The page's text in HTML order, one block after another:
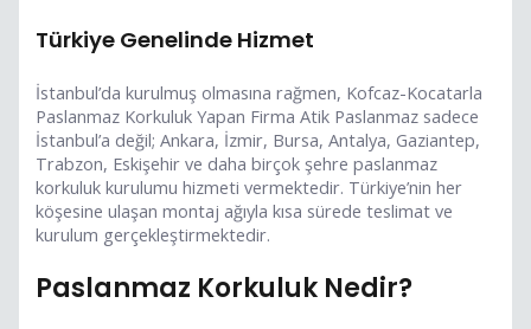
Türkiye Genelinde Hizmet
İstanbul’da kurulmuş olmasına rağmen, Kofcaz-Kocatarla
Paslanmaz Korkuluk Yapan Firma Atik Paslanmaz sadece
İstanbul’a değil; Ankara, İzmir, Bursa, Antalya, Gaziantep,
Trabzon, Eskişehir ve daha birçok şehre paslanmaz
korkuluk kurulumu hizmeti vermektedir. Türkiye’nin her
köşesine ulaşan montaj ağıyla kısa sürede teslimat ve
kurulum gerçekleştirmektedir.
Paslanmaz Korkuluk Nedir?